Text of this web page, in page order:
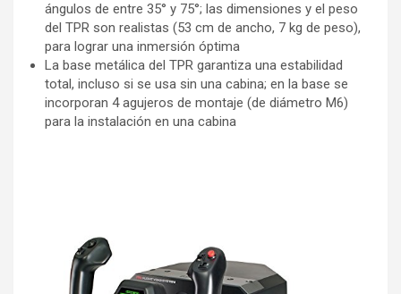
ángulos de entre 35° y 75°; las dimensiones y el peso
del TPR son realistas (53 cm de ancho, 7 kg de peso),
para lograr una inmersión óptima
La base metálica del TPR garantiza una estabilidad
total, incluso si se usa sin una cabina; en la base se
incorporan 4 agujeros de montaje (de diámetro M6)
para la instalación en una cabina